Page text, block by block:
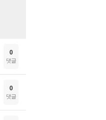
0
댓글
0
댓글